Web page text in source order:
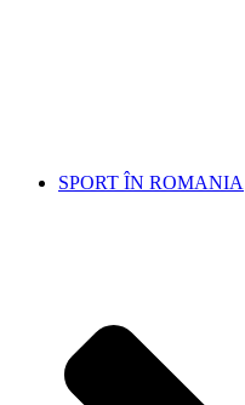
SPORT ÎN ROMANIA